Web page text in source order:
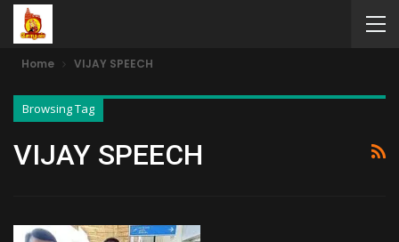
Home VIJAY SPEECH
Browsing Tag
VIJAY SPEECH